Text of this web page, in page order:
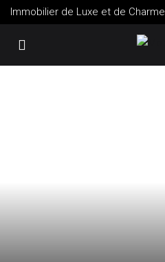
Immobilier de Luxe et de Charme